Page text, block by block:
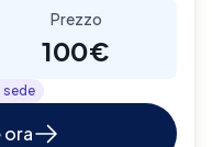
Prezzo
100€
sede
ora